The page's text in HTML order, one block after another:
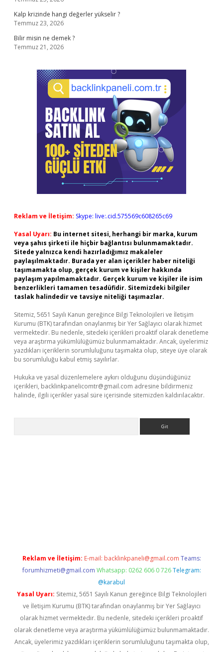
Kalp krizinde hangi değerler yükselir ?
Temmuz 23, 2026
Bilir misin ne demek ?
Temmuz 21, 2026
Reklam ve İletişim: Skype: live:.cid.575569c608265c69
Yasal Uyarı: Bu internet sitesi, herhangi bir marka, kurum
veya şahıs şirketi ile hiçbir bağlantısı bulunmamaktadır.
Sitede yalnızca kendi hazırladığımız makaleler
paylaşılmaktadır. Burada yer alan içerikler haber niteliği
taşımamakta olup, gerçek kurum ve kişiler hakkında
paylaşım yapılmamaktadır. Gerçek kurum ve kişiler ile isim
benzerlikleri tamamen tesadüfidir. Sitemizdeki bilgiler
taslak halindedir ve tavsiye niteliği taşımazlar.
Sitemiz, 5651 Sayılı Kanun gereğince Bilgi Teknolojileri ve İletişim
Kurumu (BTK) tarafından onaylanmış bir Yer Sağlayıcı olarak hizmet
vermektedir. Bu nedenle, sitedeki içerikleri proaktif olarak denetleme
veya araştırma yükümlülüğümüz bulunmamaktadır. Ancak, üyelerimiz
yazdıkları içeriklerin sorumluluğunu taşımakta olup, siteye üye olarak
bu sorumluluğu kabul etmiş sayılırlar.
Hukuka ve yasal düzenlemelere aykırı olduğunu düşündüğünüz
içerikleri, backlinkpanelicomtr@gmail.com adresine bildirmeniz
halinde, ilgili içerikler yasal süre içerisinde sitemizden kaldırılacaktır.
Reklam ve İletişim: E-mail: backlinkpaneli@gmail.com Teams:
forumhizmeti@gmail.com Whatsapp: 0262 606 0 726 Telegram:
@karabul
Yasal Uyarı: Sitemiz, 5651 Sayılı Kanun gereğince Bilgi Teknolojileri
ve İletişim Kurumu (BTK) tarafından onaylanmış bir Yer Sağlayıcı
olarak hizmet vermektedir. Bu nedenle, sitedeki içerikleri proaktif
olarak denetleme veya araştırma yükümlülüğümüz bulunmamaktadır.
Ancak, üyelerimiz yazdıkları içeriklerin sorumluluğunu taşımakta olup,